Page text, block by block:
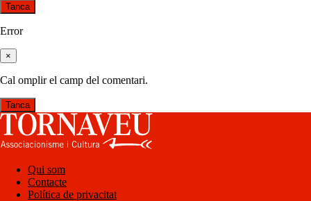
Tanca
Error
×
Cal omplir el camp del comentari.
Tanca
Qui som
Contacte
Política de privacitat